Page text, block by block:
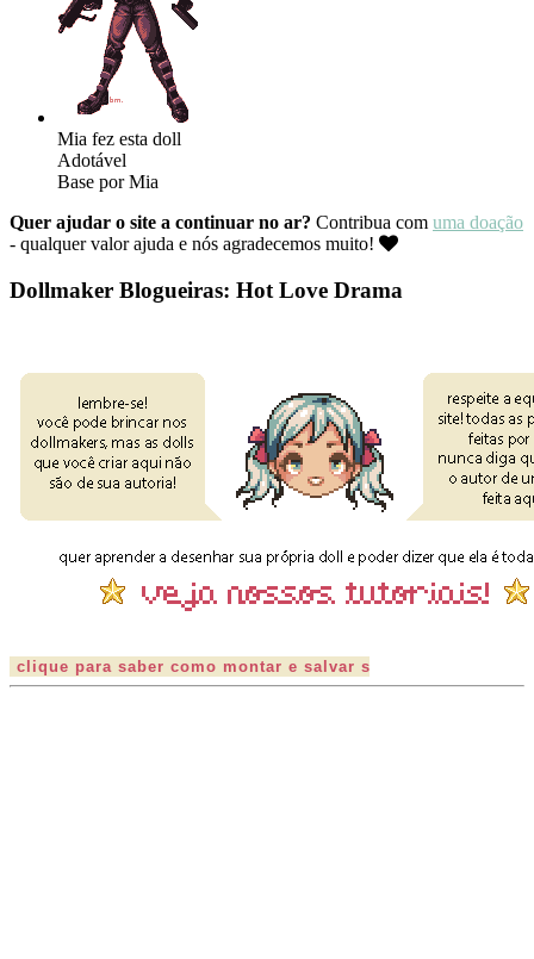
Mia fez esta doll
Adotável
Base por Mia
Quer ajudar o site a continuar no ar? Contribua com uma doação
- qualquer valor ajuda e nós agradecemos muito!
Dollmaker Blogueiras: Hot Love Drama